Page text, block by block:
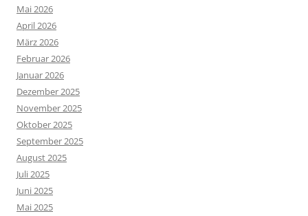
Mai 2026
April 2026
März 2026
Februar 2026
Januar 2026
Dezember 2025
November 2025
Oktober 2025
September 2025
August 2025
Juli 2025
Juni 2025
Mai 2025